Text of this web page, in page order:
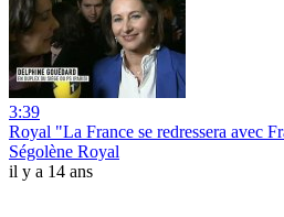
3:39
Royal "La France se redressera avec
Ségolène Royal
il y a 14 ans